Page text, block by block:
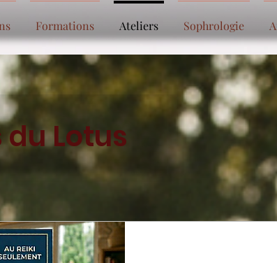
Formations Ateliers Sophrologie
du Lotus